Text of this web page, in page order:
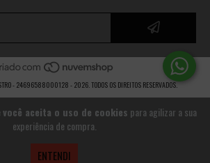
você aceita o uso de cookies para agilizar a sua
experiência de compra.
ENTENDI
- 24696588000128 - 2026. TODOS OS DIREITOS RESERVADOS.